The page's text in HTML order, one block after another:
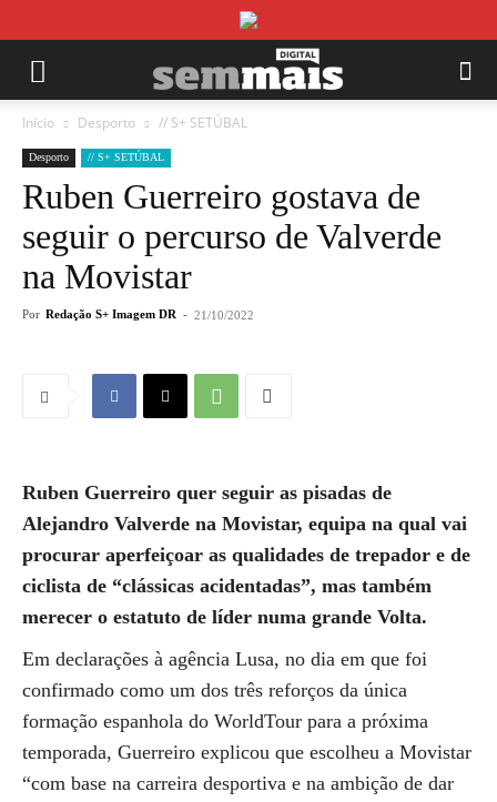
Início Desporto // S+ SETÚBAL
Desporto // S+ SETÚBAL
Ruben Guerreiro gostava de
seguir o percurso de Valverde
na Movistar
Por Redação S+ Imagem DR - 21/10/2022
Ruben Guerreiro quer seguir as pisadas de
Alejandro Valverde na Movistar, equipa na qual vai
procurar aperfeiçoar as qualidades de trepador e de
ciclista de “clássicas acidentadas”, mas também
merecer o estatuto de líder numa grande Volta.
Em declarações à agência Lusa, no dia em que foi
confirmado como um dos três reforços da única
formação espanhola do WorldTour para a próxima
temporada, Guerreiro explicou que escolheu a Movistar
“com base na carreira desportiva e na ambição de dar